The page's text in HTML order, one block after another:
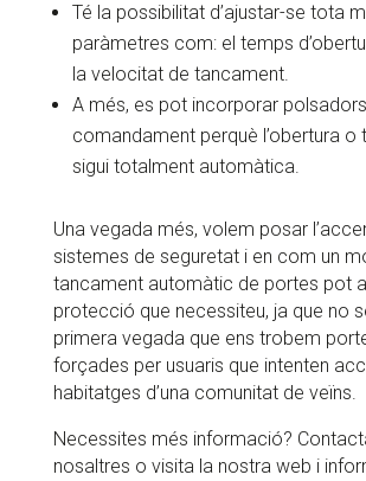
Té la possibilitat d’ajustar-se tota
paràmetres com: el temps
la velocitat de tancament.
A més, es pot incorporar
comandament perquè l’obertura o
sigui totalment automàtica.
Una vegada més, volem posar
sistemes de seguretat i en com un
tancament automàtic de portes pot
protecció que necessiteu, ja que no
primera vegada que ens trobem
forçades per usuaris que intenten
habitatges d’una comunitat de veïns.
Necessites més informació?
nosaltres o visita la nostra web i